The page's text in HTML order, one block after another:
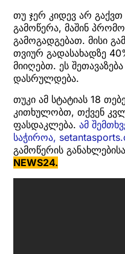
თუ ჯერ კიდევ არ
გამოწერა, მაშინ
გამოგადგებათ. მისი
თვიურ გადასახადზე
მიიღებთ. ეს
დასრულდება.
თუკი ამ სტატიას 18
კითხულობთ, თქვენ
ფასდაკლება. ამ
საჭიროა,
გამოწერის
NEWS24.